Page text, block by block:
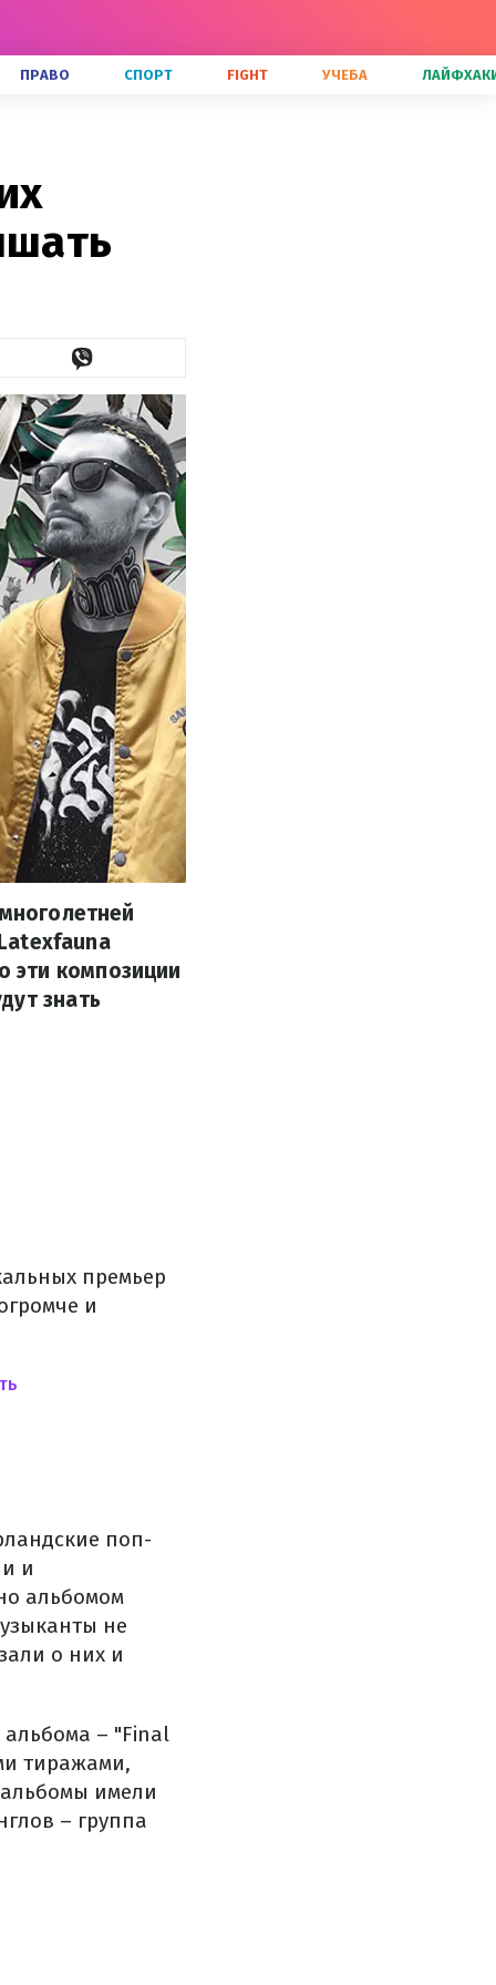
ПРАВО СПОРТ FIGHT УЧЕБА
композиции
знать
премьер
и
поп-
и
альбомом
не
о них и
– "Final
тиражами,
имели
– группа